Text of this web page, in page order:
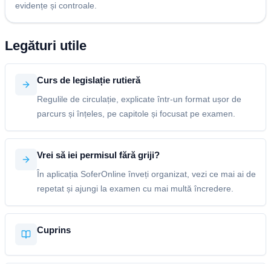
evidențe și controale.
Legături utile
Curs de legislație rutieră
Regulile de circulație, explicate într-un format ușor de
parcurs și înțeles, pe capitole și focusat pe examen.
Vrei să iei permisul fără griji?
În aplicația SoferOnline înveți organizat, vezi ce mai ai de
repetat și ajungi la examen cu mai multă încredere.
Cuprins